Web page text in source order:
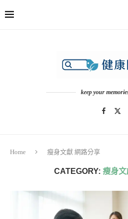
keep your
Home 瘦身文獻 網路分享
CATEGORY: 瘦身